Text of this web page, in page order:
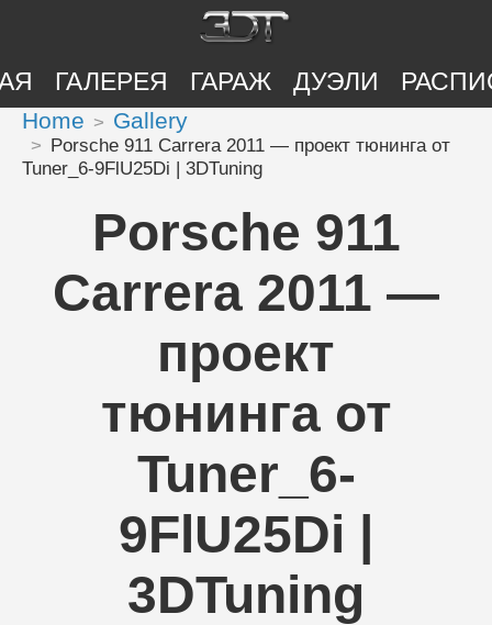
ГАЛЕРЕЯ ГАРАЖ ДУЭЛИ
Home Gallery
Porsche 911 Carrera 2011 — проект тюнинга от
Tuner_6-9FlU25Di | 3DTuning
Porsche 911
Carrera 2011 —
проект
тюнинга от
Tuner_6-
9FlU25Di |
3DTuning